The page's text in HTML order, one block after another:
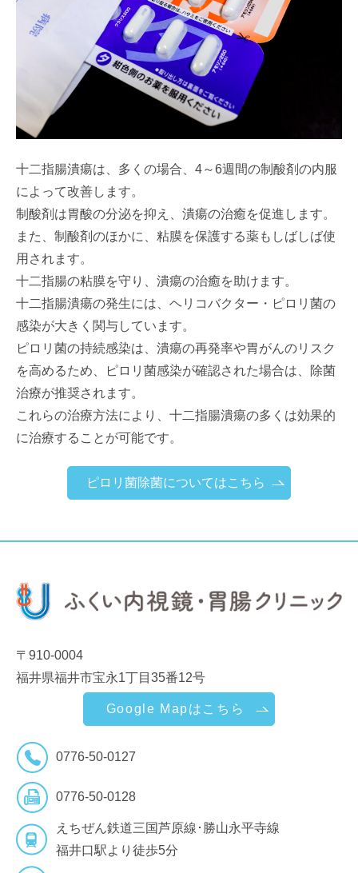
十二指腸潰瘍は、多くの場合、4～6週間の制酸剤の内服
によって改善します。
制酸剤は胃酸の分泌を抑え、潰瘍の治癒を促進します。
また、制酸剤のほかに、粘膜を保護する薬もしばしば使
用されます。
十二指腸の粘膜を守り、潰瘍の治癒を助けます。
十二指腸潰瘍の発生には、ヘリコバクター・ピロリ菌の
感染が大きく関与しています。
ピロリ菌の持続感染は、潰瘍の再発率や胃がんのリスク
を高めるため、ピロリ菌感染が確認された場合は、除菌
治療が推奨されます。
これらの治療方法により、十二指腸潰瘍の多くは効果的
に治療することが可能です。
ピロリ菌除菌についてはこちら
〒910-0004
福井県福井市宝永1丁目35番12号
Google Mapはこちら
0776-50-0127
0776-50-0128
えちぜん鉄道三国芦原線･勝山永平寺線
福井口駅より徒歩5分